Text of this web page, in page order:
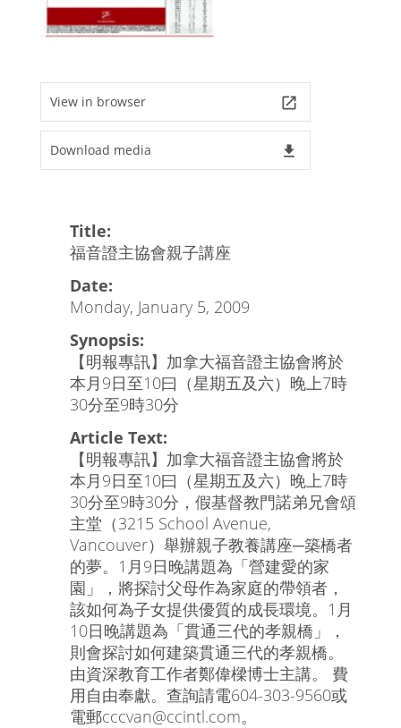
View in browser launch
Download media file_download
Title:
福音證主協會親子講座
Date:
Monday, January 5, 2009
Synopsis:
【明報專訊】加拿大福音證主協會將於
本月9日至10曰（星期五及六）晚上7時
30分至9時30分
Article Text:
【明報專訊】加拿大福音證主協會將於
本月9日至10曰（星期五及六）晚上7時
30分至9時30分，假基督教門諾弟兄會頌
主堂（3215 School Avenue,
Vancouver）舉辦親子教養講座─築橋者
的夢。1月9日晚講題為「營建愛的家
園」，將探討父母作為家庭的帶領者，
該如何為子女提供優質的成長環境。1月
10日晚講題為「貫通三代的孝親橋」，
則會探討如何建築貫通三代的孝親橋。
由資深教育工作者鄭偉樑博士主講。 費
用自由奉獻。查詢請電604-303-9560或
電郵cccvan@ccintl.com。